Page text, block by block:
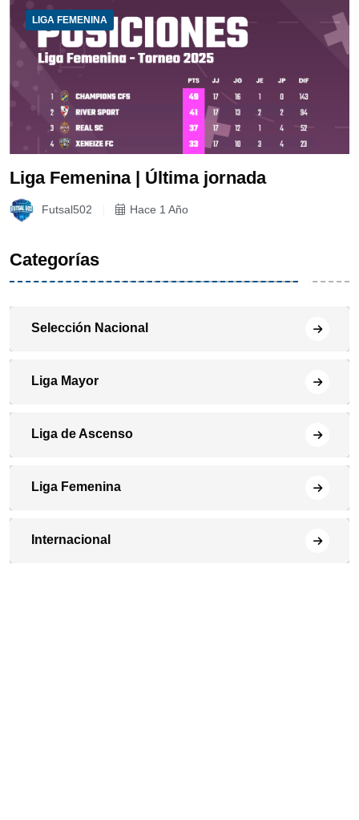
LIGA FEMENINA
Liga Femenina | Última jornada
Futsal502 Hace 1 Año
Categorías
Selección Nacional
Liga Mayor
Liga de Ascenso
Liga Femenina
Internacional